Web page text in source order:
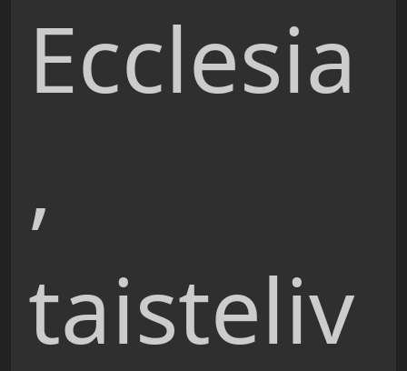
Ecclesia
,
taisteliv